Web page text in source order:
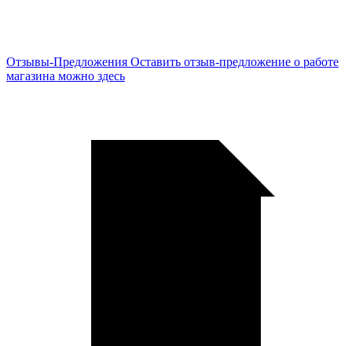
Отзывы-Предложения Оставить отзыв-предложение о работе
магазина можно здесь